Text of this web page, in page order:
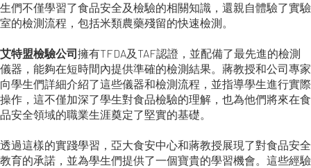
生們不僅學習了食品安全及檢驗的相關知識，還親自體驗了實驗
室的檢測流程，包括米類農藥殘留的快速檢測。
艾特盟檢驗公司 擁有TFDA及TAF認證，並配備了最先進的檢測
儀器，能夠在短時間內提供準確的檢測結果。蔣教授和公司專家
向學生們詳細介紹了這些儀器和檢測流程，並指導學生進行實際
操作，這不僅加深了學生對食品檢驗的理解，也為他們將來在食
品安全領域的職業生涯奠定了堅實的基礎。
透過這樣的實踐學習，亞大食安中心和蔣教授展現了對食品安全
教育的承諾，並為學生們提供了一個寶貴的學習機會。這些經驗